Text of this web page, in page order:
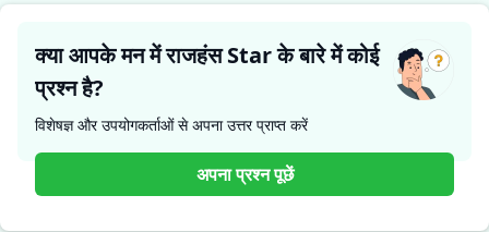
क्या आपके मन में राजहंस Star के बारे में कोई
प्रश्न है?
विशेषज्ञ और उपयोगकर्ताओं से अपना उत्तर प्राप्त करें
अपना प्रश्न पूछें